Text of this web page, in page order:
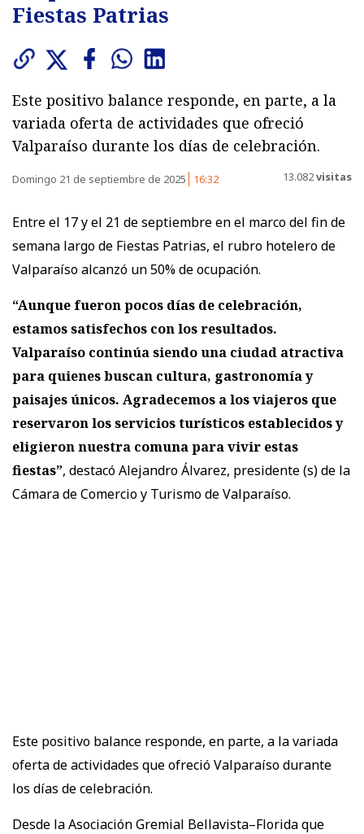
Fiestas Patrias
Este positivo balance responde, en parte, a la
variada oferta de actividades que ofreció
Valparaíso durante los días de celebración.
Domingo 21 de septiembre de 2025 16:32 13.082visitas
Entre el 17 y el 21 de septiembre en el marco del fin de
semana largo de Fiestas Patrias, el rubro hotelero de
Valparaíso alcanzó un 50% de ocupación.
“Aunque fueron pocos días de celebración,
estamos satisfechos con los resultados.
Valparaíso continúa siendo una ciudad atractiva
para quienes buscan cultura, gastronomía y
paisajes únicos. Agradecemos a los viajeros que
reservaron los servicios turísticos establecidos y
eligieron nuestra comuna para vivir estas
fiestas”, destacó Alejandro Álvarez, presidente (s) de la
Cámara de Comercio y Turismo de Valparaíso.
Este positivo balance responde, en parte, a la variada
oferta de actividades que ofreció Valparaíso durante
los días de celebración.
Desde la Asociación Gremial Bellavista–Florida que